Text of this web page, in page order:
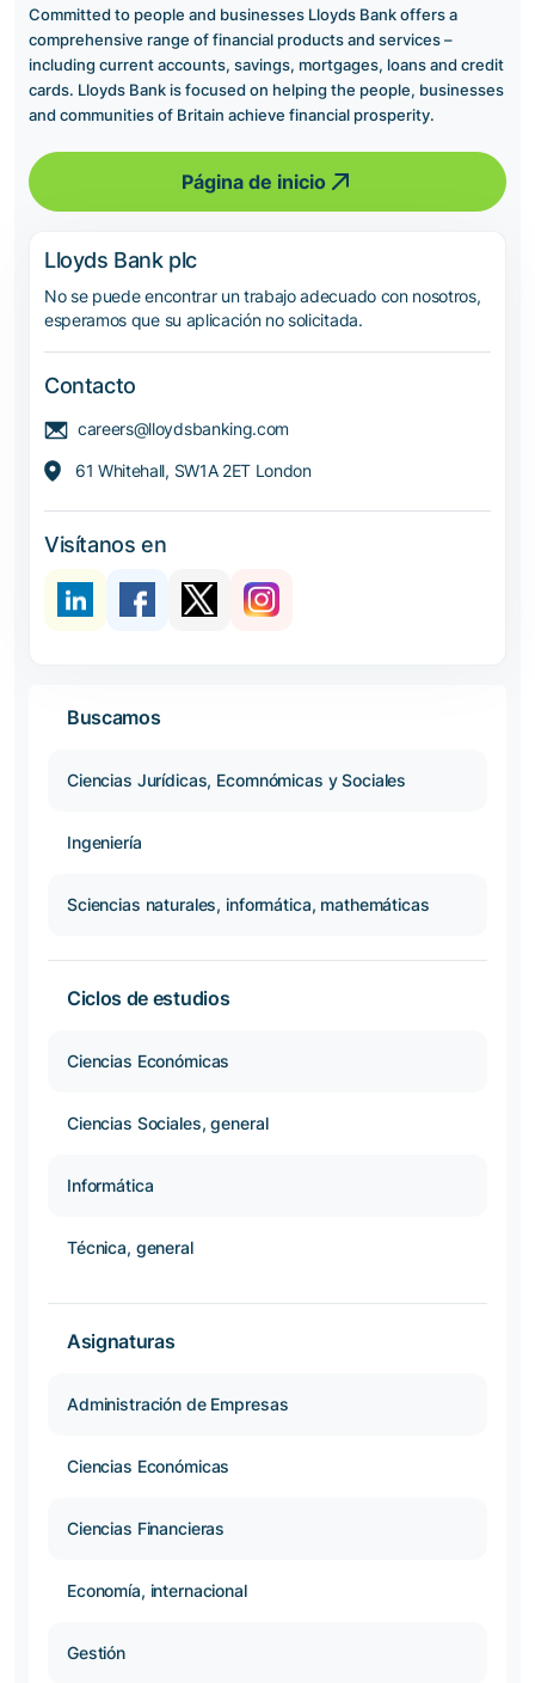
Committed to people and businesses Lloyds Bank offers a
comprehensive range of financial products and services –
including current accounts, savings, mortgages, loans and credit
cards. Lloyds Bank is focused on helping the people, businesses
and communities of Britain achieve financial prosperity.
Página de inicio
Lloyds Bank plc
No se puede encontrar un trabajo adecuado con nosotros,
esperamos que su aplicación no solicitada.
Contacto
careers@lloydsbanking.com
61 Whitehall, SW1A 2ET London
Visítanos en
Buscamos
Ciencias Jurídicas, Ecomnómicas y Sociales
Ingeniería
Sciencias naturales, informática, mathemáticas
Ciclos de estudios
Ciencias Económicas
Ciencias Sociales, general
Informática
Técnica, general
Asignaturas
Administración de Empresas
Ciencias Económicas
Ciencias Financieras
Economía, internacional
Gestión